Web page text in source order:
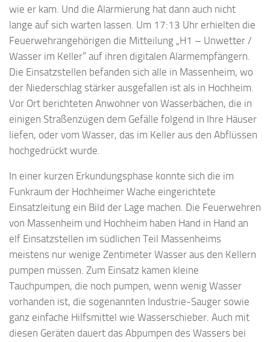
wie er kam. Und die Alarmierung hat dann auch nicht
lange auf sich warten lassen. Um 17:13 Uhr erhielten die
Feuerwehrangehörigen die Mitteilung „H1 – Unwetter /
Wasser im Keller“ auf ihren digitalen Alarmempfängern.
Die Einsatzstellen befanden sich alle in Massenheim, wo
der Niederschlag stärker ausgefallen ist als in Hochheim.
Vor Ort berichteten Anwohner von Wasserbächen, die in
einigen Straßenzügen dem Gefälle folgend in Ihre Häuser
liefen, oder vom Wasser, das im Keller aus den Abflüssen
hochgedrückt wurde.
In einer kurzen Erkundungsphase konnte sich die im
Funkraum der Hochheimer Wache eingerichtete
Einsatzleitung ein Bild der Lage machen. Die Feuerwehren
von Massenheim und Hochheim haben Hand in Hand an
elf Einsatzstellen im südlichen Teil Massenheims
meistens nur wenige Zentimeter Wasser aus den Kellern
pumpen müssen. Zum Einsatz kamen kleine
Tauchpumpen, die noch pumpen, wenn wenig Wasser
vorhanden ist, die sogenannten Industrie-Sauger sowie
ganz einfache Hilfsmittel wie Wasserschieber. Auch mit
diesen Geräten dauert das Abpumpen des Wassers bei